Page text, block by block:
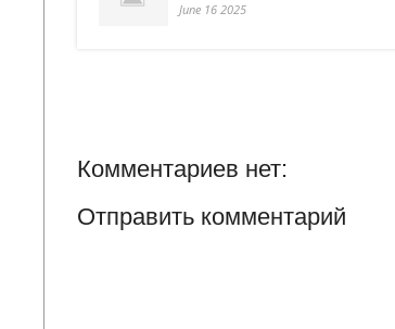
June 16 2025
Комментариев нет:
Отправить комментарий